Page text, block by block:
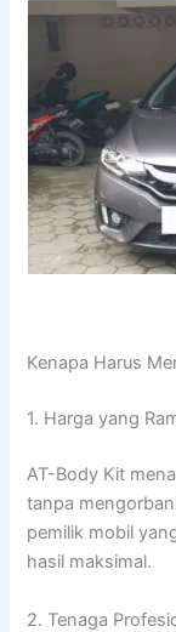
Kenapa Harus
1. Harga yang
AT-Body Kit
tanpa
pemilik mobil
hasil maksimal.
2. Tenaga